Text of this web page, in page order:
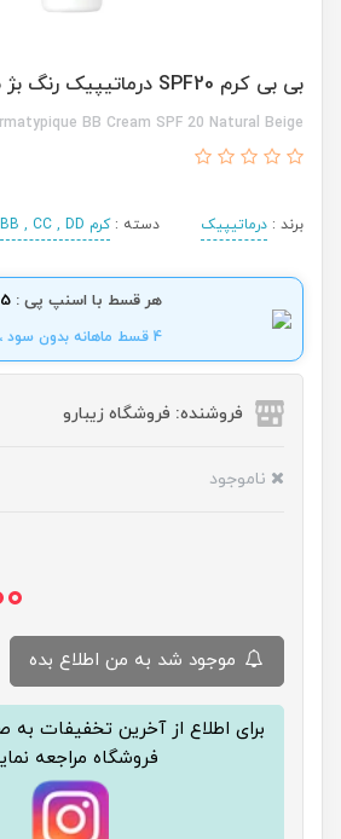
بی بی کرم SPF20 درماتیپیک رنگ بژ طبیعی
BB Cream SPF 20 Natural Beige
برند : درماتیپیک دسته :کرم BB , CC , DD
هر قسط با اسنپ پی :
4 قسط ماهانه بدون سود ، چک و ضامن .
فروشنده: فروشگاه زیبارو
ناموجود
برای اطلاع از آخرین تخفیفات به
فروشگاه مراجعه